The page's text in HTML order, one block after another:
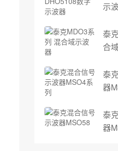
示
泰
合
泰
器
泰
器